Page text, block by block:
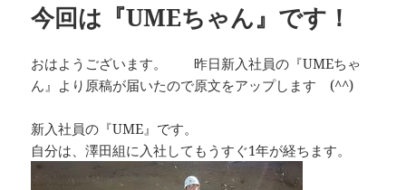
今回は『UMEちゃん』です！
おはようございます。 昨日新入社員の『UMEちゃ
ん』より原稿が届いたので原文をアップします (^^)
新入社員の『UME』です。
自分は、澤田組に入社してもうすぐ1年が経ちます。